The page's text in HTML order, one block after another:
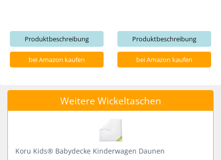
Produktbeschreibung
bei Amazon kaufen
Produktbeschreibung
bei Amazon kaufen
Weitere Wickeltaschen
Koru Kids® Babydecke Kinderwagen Daunen